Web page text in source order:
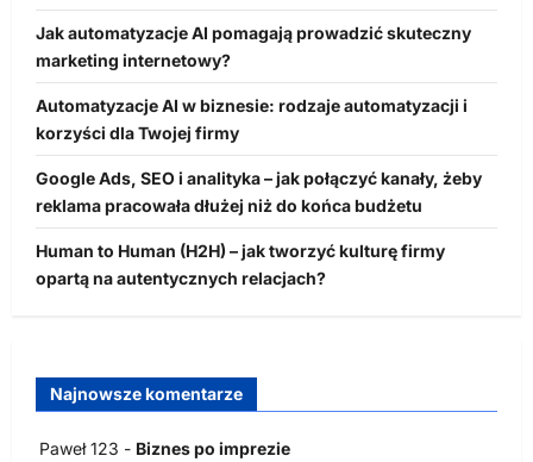
Jak automatyzacje AI pomagają prowadzić skuteczny
marketing internetowy?
Automatyzacje AI w biznesie: rodzaje automatyzacji i
korzyści dla Twojej firmy
Google Ads, SEO i analityka – jak połączyć kanały, żeby
reklama pracowała dłużej niż do końca budżetu
Human to Human (H2H) – jak tworzyć kulturę firmy
opartą na autentycznych relacjach?
Najnowsze komentarze
Paweł 123 - Biznes po imprezie